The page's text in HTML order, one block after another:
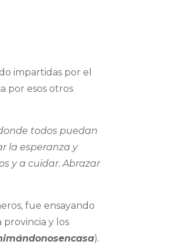
impartidas por el
por esos otros
todos puedan
la esperanza y
y a cuidar. Abrazar
fue ensayando
y los
).